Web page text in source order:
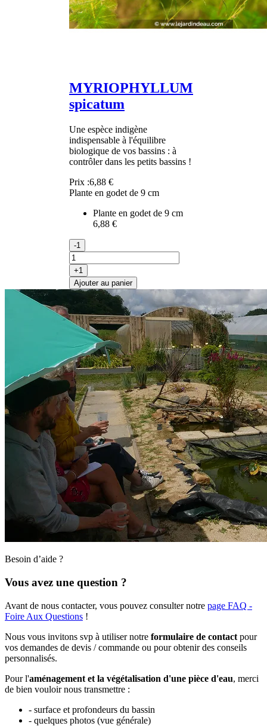
MYRIOPHYLLUM
spicatum
Une espèce indigène
indispensable à l'équilibre
biologique de vos bassins : à
contrôler dans les petits bassins !
Prix :6,88 €
Plante en godet de 9 cm
Plante en godet de 9 cm
6,88 €
-1
+1
Ajouter au panier
Besoin d’aide ?
Vous avez une question ?
Avant de nous contacter, vous pouvez consulter notre page FAQ -
Foire Aux Questions !
Nous vous invitons svp à utiliser notre formulaire de contact pour
vos demandes de devis / commande ou pour obtenir des conseils
personnalisés.
Pour l'aménagement et la végétalisation d'une pièce d'eau, merci
de bien vouloir nous transmettre :
- surface et profondeurs du bassin
- quelques photos (vue générale)